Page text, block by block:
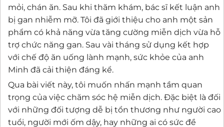
mỏi, chán ăn. Sau khi thăm khám, bác sĩ kết luận anh
bị gan nhiễm mỡ. Tôi đã giới thiệu cho anh một sản
phẩm có khả năng vừa tăng cường miễn dịch vừa hỗ
trợ chức năng gan. Sau vài tháng sử dụng kết hợp
với chế độ ăn uống lành mạnh, sức khỏe của anh
Minh đã cải thiện đáng kể.
Qua bài viết này, tôi muốn nhấn mạnh tầm quan
trọng của việc chăm sóc hệ miễn dịch. Đặc biệt là đối
với những đối tượng dễ bị tổn thương như người cao
tuổi, người mới ốm dậy, hay những ai có sức đề